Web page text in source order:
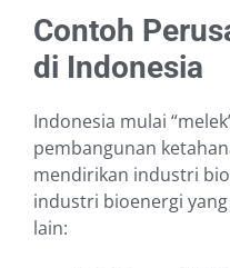
Contoh
di Indonesia
Indonesia mulai
pembangunan
mendirikan industri
industri bioenergi
lain: